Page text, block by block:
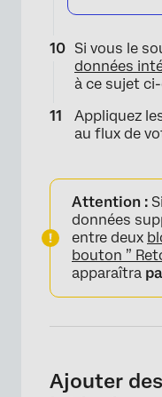
Si vous le
données
à ce sujet
Appliquez
au flux de
Attention :
données
entre deux
bouton ”
apparaîtra
Ajouter